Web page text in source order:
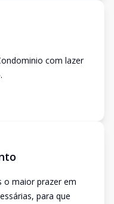
com lazer
o maior prazer em
para que